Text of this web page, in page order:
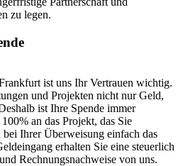
zu legen.
ist uns Ihr Vertrauen wichtig.
und Projekten nicht nur Geld,
ist Ihre Spende immer
an das Projekt, das Sie
bei Ihrer Überweisung einfach das
erhalten Sie eine steuerlich
Rechnungsnachweise von uns.